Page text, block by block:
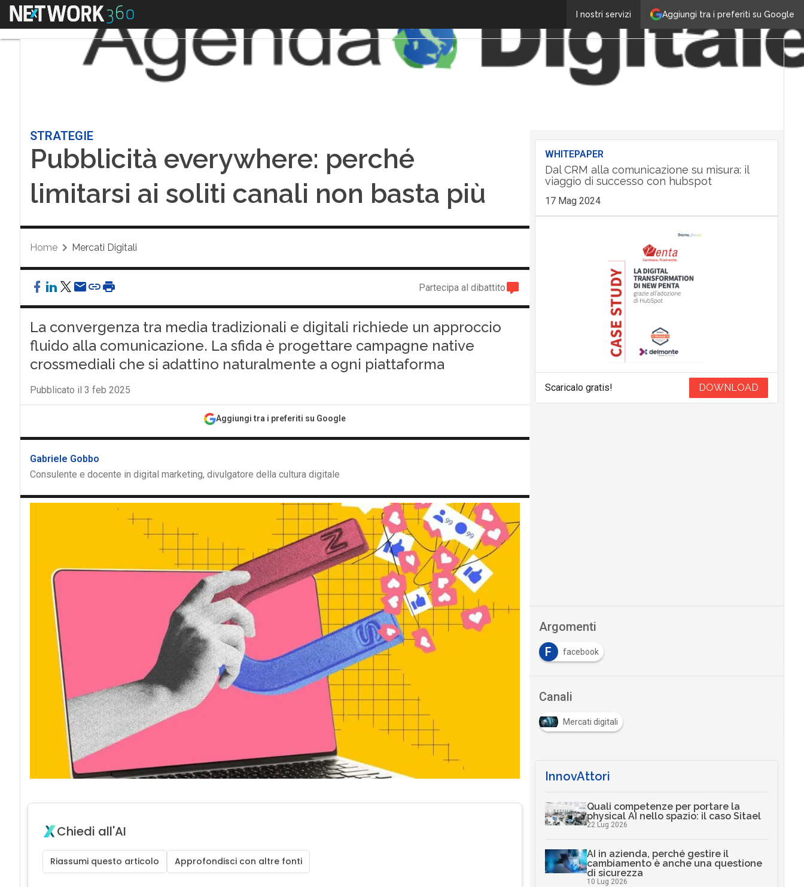
Aggiungi tra i preferiti su Google
I nostri servizi
Menu
STRATEGIE
Pubblicità everywhere: perché
limitarsi ai soliti canali non basta più
Home Mercati Digitali
Partecipa al dibattito
La convergenza tra media tradizionali e digitali richiede un approccio
fluido alla comunicazione. La sfida è progettare campagne native
crossmediali che si adattino naturalmente a ogni piattaforma
Pubblicato il 3 feb 2025
Aggiungi tra i preferiti su Google
Gabriele Gobbo
Consulente e docente in digital marketing, divulgatore della cultura digitale
Chiedi all'AI
Riassumi questo articolo Approfondisci con altre fonti
WHITEPAPER
Dal CRM alla comunicazione su misura: il
viaggio di successo con hubspot
17 Mag 2024
Scaricalo gratis! DOWNLOAD
Argomenti
F
facebook
Canali
Mercati digitali
InnovAttori
Quali competenze per portare la
physical AI nello spazio: il caso Sitael
22 Lug 2026
AI in azienda, perché gestire il
cambiamento è anche una questione
di sicurezza
10 Lug 2026